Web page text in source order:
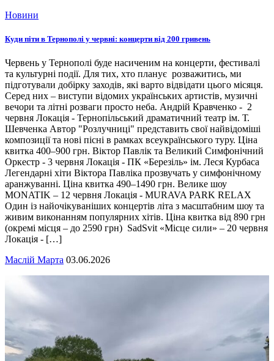
Новини
Куди піти в Тернополі у червні: концерти від 200 гривень
Червень у Тернополі буде насиченим на концерти, фестивалі
та культурні події. Для тих, хто планує розважитись, ми
підготували добірку заходів, які варто відвідати цього місяця.
Серед них – виступи відомих українських артистів, музичні
вечори та літні розваги просто неба. Андрій Кравченко - 2
червня Локація - Тернопільський драматичний театр ім. Т.
Шевченка Автор "Розлучниці" представить свої найвідоміші
композиції та нові пісні в рамках всеукраїнського туру. Ціна
квитка 400–900 грн. Віктор Павлік та Великий Симфонічний
Оркестр - 3 червня Локація - ПК «Березіль» ім. Леся Курбаса
Легендарні хіти Віктора Павліка прозвучать у симфонічному
аранжуванні. Ціна квитка 490–1490 грн. Велике шоу
MONATIK – 12 червня Локація - MURAVA PARK RELAX
Один із найочікуваніших концертів літа з масштабним шоу та
живим виконанням популярних хітів. Ціна квитка від 890 грн
(окремі місця – до 2590 грн) SadSvit «Місце сили» – 20 червня
Локація - […]
Маслій Марта 03.06.2026